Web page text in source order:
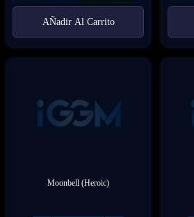
AÑadir Al Carrito
Moonbell (Heroic)